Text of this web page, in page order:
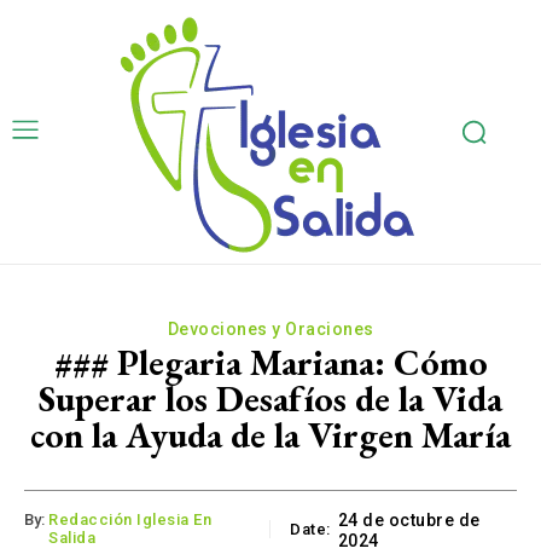
Devociones y Oraciones
### Plegaria Mariana: Cómo
Superar los Desafíos de la Vida
con la Ayuda de la Virgen María
By: Redacción Iglesia En
Salida
Date: 24 de octubre de
2024